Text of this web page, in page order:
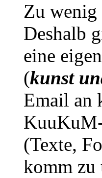
Zu wenig
Deshalb
eine
(kunst
Email an
(Texte,
komm zu